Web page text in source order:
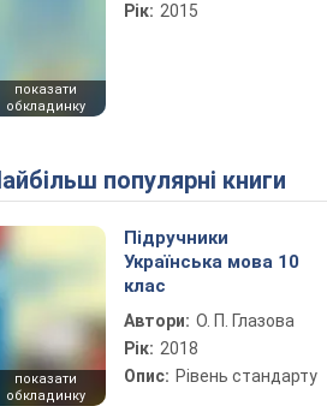
показати
обкладинку
Рік: 2015
Найбільш популярні книги
показати
обкладинку
Підручники
Українська мова 10
клас
Автори: О. П. Глазова
Рік: 2018
Опис: Рівень стандарту